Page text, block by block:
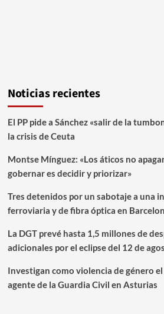
Noticias recientes
El PP pide a Sánchez «salir de la
la crisis de Ceuta
Montse Mínguez: «Los áticos no
gobernar es decidir y priorizar»
Tres detenidos por un sabotaje a una
ferroviaria y de fibra óptica en
La DGT prevé hasta 1,5 millones de
adicionales por el eclipse del 12 de
Investigan como violencia de género
agente de la Guardia Civil en Asturias